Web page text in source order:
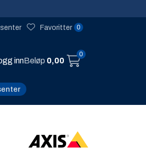
0
Favoritter
innBeløp 0,00
0